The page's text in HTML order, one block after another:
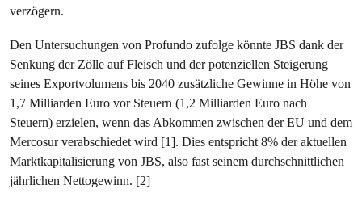
verzögern.
Den Untersuchungen von Profundo zufolge könnte JBS dank der
Senkung der Zölle auf Fleisch und der potenziellen Steigerung
seines Exportvolumens bis 2040 zusätzliche Gewinne in Höhe von
1,7 Milliarden Euro vor Steuern (1,2 Milliarden Euro nach
Steuern) erzielen, wenn das Abkommen zwischen der EU und dem
Mercosur verabschiedet wird [1]. Dies entspricht 8% der aktuellen
Marktkapitalisierung von JBS, also fast seinem durchschnittlichen
jährlichen Nettogewinn. [2]